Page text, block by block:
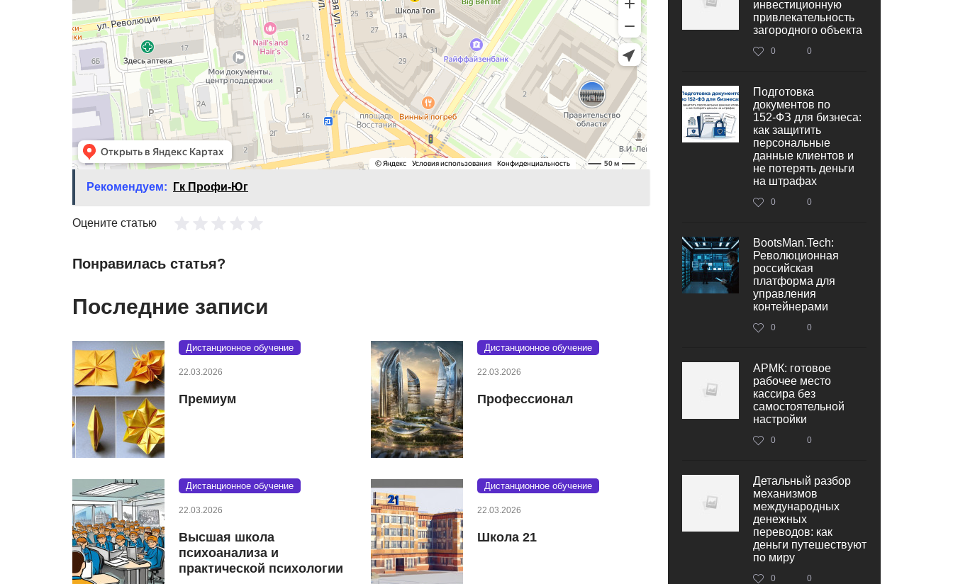
Рекомендуем: Гк Профи-Юг
Оцените статью
Понравилась статья?
Последние записи
Дистанционное обучение
22.03.2026
Премиум
Дистанционное обучение
22.03.2026
Профессионал
Дистанционное обучение
22.03.2026
Высшая школа
психоанализа и
практической психологии
Дистанционное обучение
22.03.2026
Школа 21
инвестиционную
привлекательность
загородного объекта
0 0
Подготовка
документов по
152‑ФЗ для бизнеса:
как защитить
персональные
данные клиентов и
не потерять деньги
на штрафах
0 0
BootsMan.Tech:
Революционная
российская
платформа для
управления
контейнерами
0 0
АРМК: готовое
рабочее место
кассира без
самостоятельной
настройки
0 0
Детальный разбор
механизмов
международных
денежных
переводов: как
деньги путешествуют
по миру
0 0